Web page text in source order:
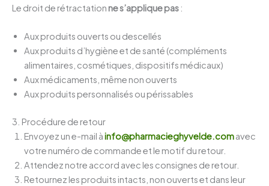
Le droit de rétractation ne s’applique pas :
Aux produits ouverts ou descellés
Aux produits d’hygiène et de santé (compléments
alimentaires, cosmétiques, dispositifs médicaux)
Aux médicaments, même non ouverts
Aux produits personnalisés ou périssables
3. Procédure de retour
Envoyez un e-mail àinfo@pharmacieghyvelde.comavec
votre numéro de commande et le motif du retour.
Attendez notre accord avec les consignes de retour.
Retournez les produits intacts, non ouverts et dans leur